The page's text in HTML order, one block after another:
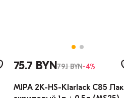
75.7 BYN79.1 BYN-4%
MIPA 2К-HS-Klarlack C85 Лак